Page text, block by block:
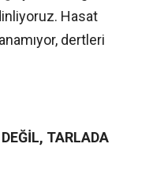
Hasat
dertleri
TARLADA